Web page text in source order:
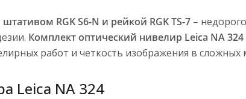
RGK S6-N и рейкой RGK TS-7 –
Комплект оптический нивелир Leica NA
работ и четкость изображения в сложных
Leica NA 324